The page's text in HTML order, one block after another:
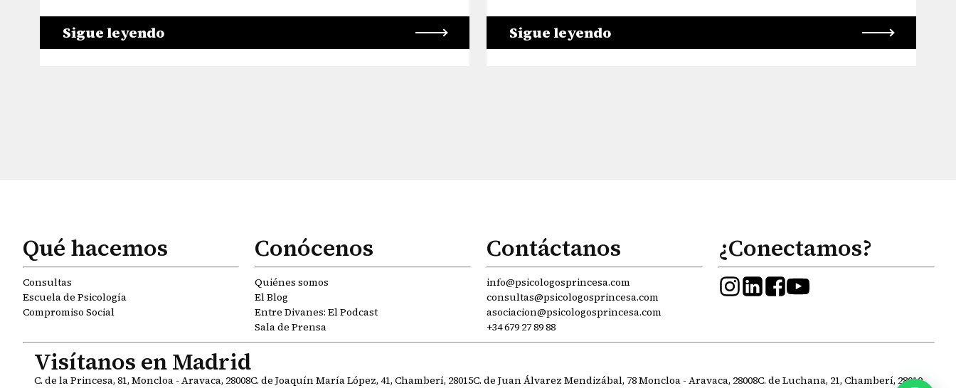
Sigue leyendo Sigue leyendo
Qué hacemos
Consultas
Escuela de Psicología
Compromiso Social
Conócenos
Quiénes somos
El Blog
Entre Divanes: El Podcast
Sala de Prensa
Contáctanos
info@psicologosprincesa.com
consultas@psicologosprincesa.com
asociacion@psicologosprincesa.com
+34 679 27 89 88
¿Conectamos?
Visítanos en Madrid
C. de la Princesa, 81, Moncloa - Aravaca, 28008C. de Joaquín María López, 41, Chamberí, 28015C. de Juan Álvarez Mendizábal, 78 Moncloa - Aravaca, 28008C. de Luchana, 21, Chamberí, 28010